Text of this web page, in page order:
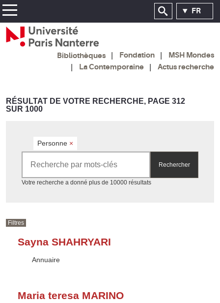
FR
Bibliothèques Fondation
MSH Mondes
La Contemporaine
Actus recherche
RÉSULTAT DE VOTRE RECHERCHE, PAGE 312
SUR 1000
Personne ×
Rechercher
Votre recherche a donné plus de 10000 résultatsAccéder aux résultats
Filtres
Sayna SHAHRYARI
Type :
Annuaire
Maria teresa MARINO